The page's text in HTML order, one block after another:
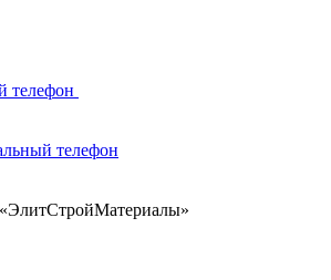
телефон
телефон